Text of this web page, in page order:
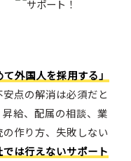
て外国人を採用する」
点の解消は必須だと
給、配属の相談、業
作り方、失敗しない
では行えないサポート